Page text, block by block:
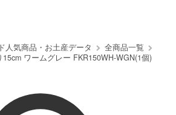
人気商品・お土産データ
全商品一覧
ワームグレー FKR150WH-WGN(1個)